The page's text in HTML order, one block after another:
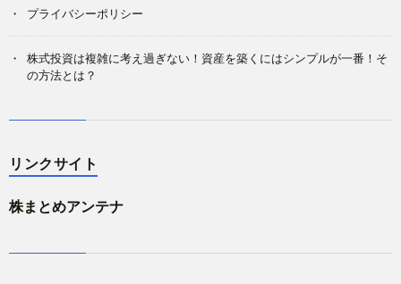
プライバシーポリシー
株式投資は複雑に考え過ぎない！資産を築くにはシンプルが一番！そ
の方法とは？
リンクサイト
株まとめアンテナ